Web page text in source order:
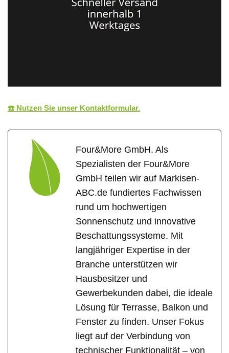
☎️ Nutzen Sie unser Kontaktformular.
Four&More GmbH. Als
Spezialisten der Four&More
GmbH teilen wir auf Markisen-
ABC.de fundiertes Fachwissen
rund um hochwertigen
Sonnenschutz und innovative
Beschattungssysteme. Mit
langjähriger Expertise in der
Branche unterstützen wir
Hausbesitzer und
Gewerbekunden dabei, die ideale
Lösung für Terrasse, Balkon und
Fenster zu finden. Unser Fokus
liegt auf der Verbindung von
technischer Funktionalität – von